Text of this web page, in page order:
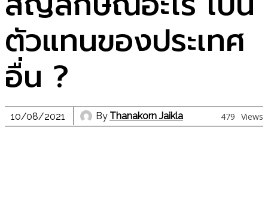
ตัวแทนของประเทศ
อื่น ?
10/08/2021 By Thanakorn Jaikla 479 Views